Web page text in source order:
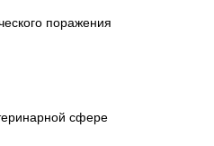
поражения
сфере